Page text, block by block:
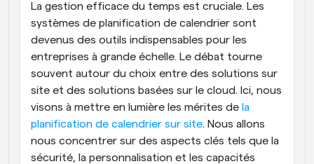
Réunions instantanées
Rencontrez des clients en quelques minutes
Liens de groupe dynamique
Réservez facilement des réunions avec plusieurs
personnes
Webhooks
Soyez informé lorsque quelque chose se passe
La gestion efficace du temps est cruciale. Les
systèmes de planification de calendrier sont
devenus des outils indispensables pour les
entreprises à grande échelle. Le débat tourne
souvent autour du choix entre des solutions sur
site et des solutions basées sur le cloud. Ici, nous
visons à mettre en lumière les mérites de la
planification de calendrier sur site. Nous allons
nous concentrer sur des aspects clés tels que la
sécurité, la personnalisation et les capacités